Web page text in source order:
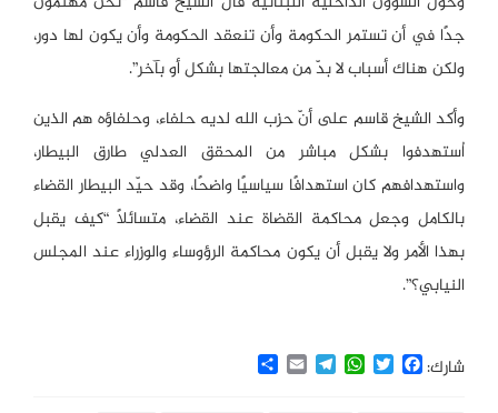
جدًا في أن تستمر الحكومة وأن تنعقد الحكومة وأن يكون لها دور،
ولكن هناك أسباب لا بدّ من معالجتها بشكل أو بآخر”.
وأكد الشيخ قاسم على أنّ حزب الله لديه حلفاء، وحلفاؤه هم الذين
اُستهدفوا بشكل مباشر من المحقق العدلي طارق البيطار،
واستهدافهم كان استهدافًا سياسيًا واضحًا، وقد حيّد البيطار القضاء
بالكامل وجعل محاكمة القضاة عند القضاء، متسائلًا “كيف يقبل
بهذا الأمر ولا يقبل أن يكون محاكمة الرؤوساء والوزراء عند المجلس
النيابي؟”.
شارك: Facebook
Twitter
WhatsApp
Telegram
Email
Share